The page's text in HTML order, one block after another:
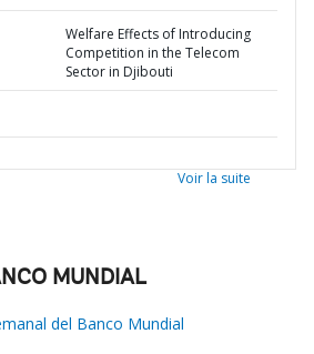
Welfare Effects of Introducing
Competition in the Telecom
Sector in Djibouti
Voir la suite
MUNDIAL
del Banco Mundial